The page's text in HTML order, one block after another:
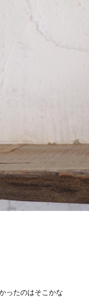
ったのはそこかな